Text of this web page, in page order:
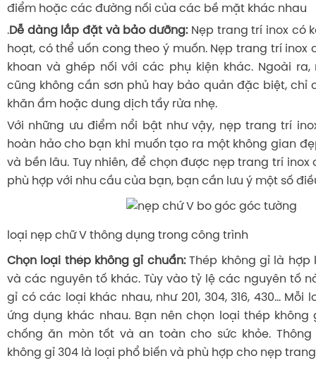
điểm hoặc các đường nối của các bề mặt khác nhau
.Dễ dàng lắp đặt và bảo dưỡng:Nẹp trang trí inox có
hoạt, có thể uốn cong theo ý muốn. Nẹp trang trí inox
khoan và ghép nối với các phụ kiện khác. Ngoài
cũng không cần sơn phủ hay bảo quản đặc biệt, chỉ
khăn ẩm hoặc dung dịch tẩy rửa nhẹ.
Với những ưu điểm nổi bật như vậy, nẹp trang trí
hoàn hảo cho bạn khi muốn tạo ra một không gian
và bền lâu. Tuy nhiên, để chọn được nẹp trang trí
phù hợp với nhu cầu của bạn, bạn cần lưu ý một số
loại nẹp chữ V thông dụng trong công trình
Chọn loại thép không gỉ chuẩn:Thép không gỉ là hợp
và các nguyên tố khác. Tùy vào tỷ lệ các nguyên tố
gỉ có các loại khác nhau, như 201, 304, 316, 430...
ứng dụng khác nhau. Bạn nên chọn loại thép không
chống ăn mòn tốt và an toàn cho sức khỏe. Thông
không gỉ 304 là loại phổ biến và phù hợp cho nẹp